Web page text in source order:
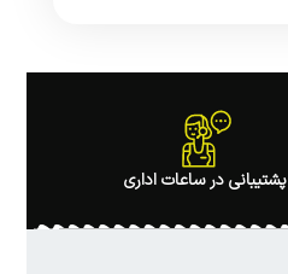
پشتیبانی در ساعات اداری